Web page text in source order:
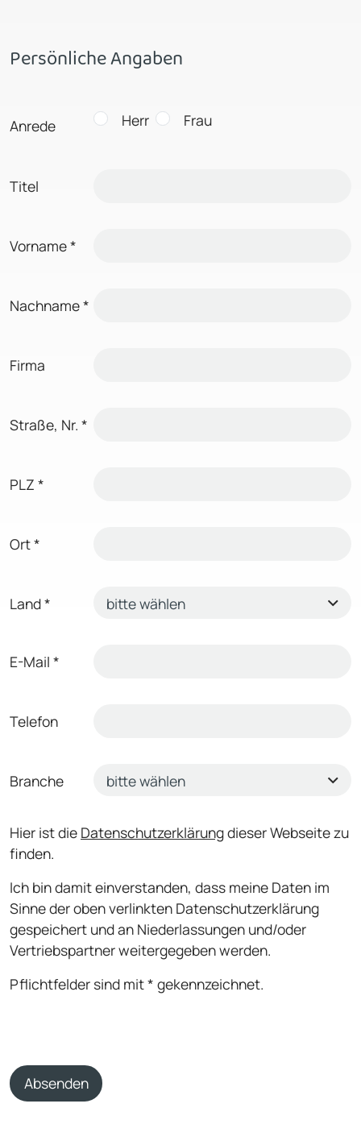
Persönliche Angaben
Anrede Herr Frau
Titel
Vorname*
Nachname*
Firma
Straße, Nr. *
PLZ *
Ort*
Land*
E-Mail *
Telefon
Branche
Hier ist die Datenschutzerklärungdieser Webseite zu
finden.
Ich bin damit einverstanden, dass meine Daten im
Sinne der oben verlinkten Datenschutzerklärung
gespeichert und an Niederlassungen und/oder
Vertriebspartner weitergegeben werden.
Pflichtfelder sind mit * gekennzeichnet.
Absenden